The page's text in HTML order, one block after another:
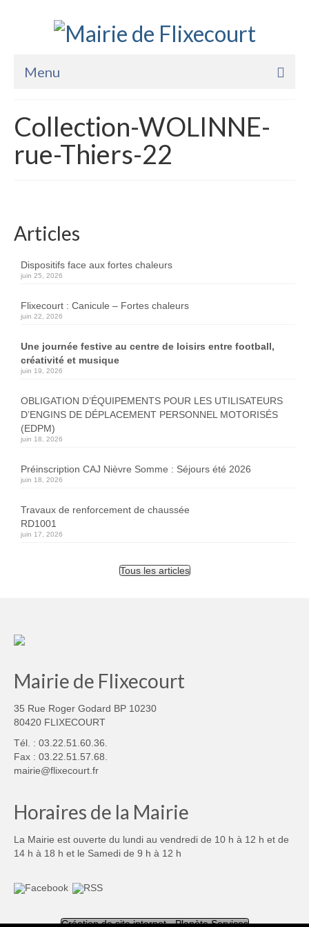
Menu
La Mairie
Vie Pratique
Collection-WOLINNE-
rue-Thiers-22
Articles
Dispositifs face aux fortes chaleurs
juin 25, 2026
Flixecourt : Canicule – Fortes chaleurs
juin 22, 2026
Une journée festive au centre de loisirs entre football,
créativité et musique
juin 19, 2026
OBLIGATION D’ÉQUIPEMENTS POUR LES UTILISATEURS
D’ENGINS DE DÉPLACEMENT PERSONNEL MOTORISÉS
(EDPM)
juin 18, 2026
Préinscription CAJ Nièvre Somme : Séjours été 2026
juin 18, 2026
Travaux de renforcement de chaussée
RD1001
juin 17, 2026
Tous les articles
Mairie de Flixecourt
35 Rue Roger Godard BP 10230
80420 FLIXECOURT
Tél. : 03.22.51.60.36.
Fax : 03.22.51.57.68.
mairie@flixecourt.fr
Horaires de la Mairie
La Mairie est ouverte du lundi au vendredi de 10 h à 12 h et de
14 h à 18 h et le Samedi de 9 h à 12 h
Création de site internet - Planète Services